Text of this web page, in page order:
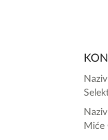
Miće
Zdravo, tu sam da
poručite svoj